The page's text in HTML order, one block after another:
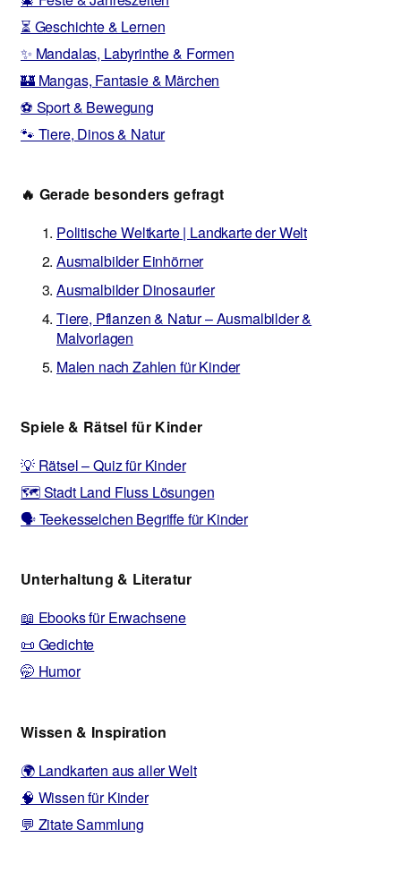
⏳ Geschichte & Lernen
✨ Mandalas, Labyrinthe & Formen
🏰 Mangas, Fantasie & Märchen
⚽ Sport & Bewegung
🐾 Tiere, Dinos & Natur
🔥 Gerade besonders gefragt
Politische Weltkarte | Landkarte der Welt
Ausmalbilder Einhörner
Ausmalbilder Dinosaurier
Tiere, Pflanzen & Natur – Ausmalbilder &
Malvorlagen
Malen nach Zahlen für Kinder
Spiele & Rätsel für Kinder
💡 Rätsel – Quiz für Kinder
🗺️ Stadt Land Fluss Lösungen
🗣️ Teekesselchen Begriffe für Kinder
Unterhaltung & Literatur
📖 Ebooks für Erwachsene
📜 Gedichte
🤭 Humor
Wissen & Inspiration
🌍 Landkarten aus aller Welt
🧠 Wissen für Kinder
💬 Zitate Sammlung